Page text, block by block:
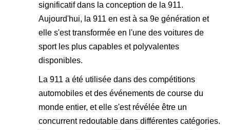
significatif dans la conception de la 911.
Aujourd'hui, la 911 en est à sa 9e génération et
elle s'est transformée en l'une des voitures de
sport les plus capables et polyvalentes
disponibles.
La 911 a été utilisée dans des compétitions
automobiles et des événements de course du
monde entier, et elle s'est révélée être un
concurrent redoutable dans différentes catégories.